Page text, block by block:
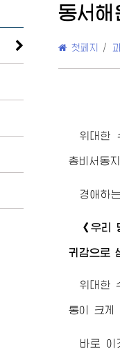
동서
첫페지 /
위대한
총비서동
경애하는
《우리
귀감으로
위대한
통이 크게
바로 이